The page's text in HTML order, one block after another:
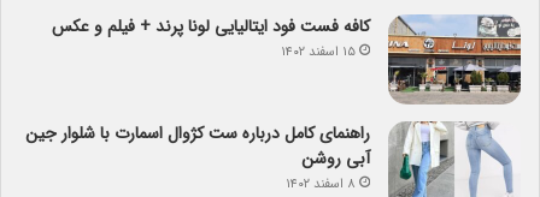
کافه فست فود ایتالیایی لونا پرند + فیلم و عکس
۱۵ اسفند ۱۴۰۲
راهنمای کامل درباره ست کژوال اسمارت با شلوار جین
آبی روشن
۸ اسفند ۱۴۰۲